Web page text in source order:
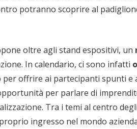
potranno scoprire al
oltre agli stand espositivi, un
In calendario, ci sono infatti
offrire ai partecipanti spunti
per parlare di
Tra i temi al centro
ingresso nel mondo